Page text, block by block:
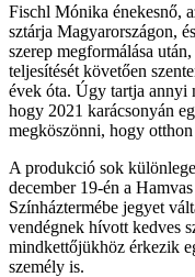
Fischl Mónika énekesnő,
sztárja Magyarországon,
szerep megformálása
teljesítését követően
évek óta. Úgy tartja annyi
hogy 2021 karácsonyán
megköszönni, hogy
A produkció sok
december 19-én a
Színháztermébe jegyet
vendégnek hívott kedves
mindkettőjükhöz érkezik
személy is.